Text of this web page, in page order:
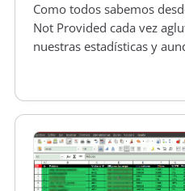
Como todos sabemos
Not Provided cada vez
nuestras estadísticas y
podamos hacerlo dentro
crecimiento del término